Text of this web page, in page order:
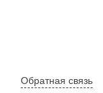
Обратная связь